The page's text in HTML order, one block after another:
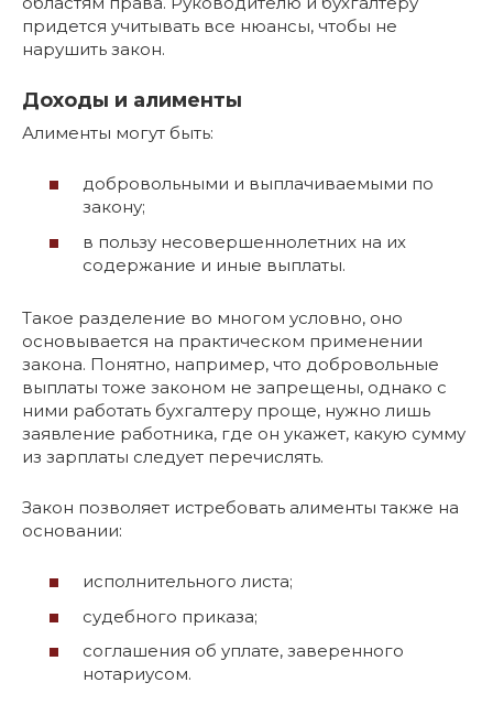
придется учитывать все нюансы, чтобы не
нарушить закон.
Доходы и алименты
Алименты могут быть:
добровольными и выплачиваемыми по
закону;
в пользу несовершеннолетних на их
содержание и иные выплаты.
Такое разделение во многом условно, оно
основывается на практическом применении
закона. Понятно, например, что добровольные
выплаты тоже законом не запрещены, однако с
ними работать бухгалтеру проще, нужно лишь
заявление работника, где он укажет, какую сумму
из зарплаты следует перечислять.
Закон позволяет истребовать алименты также на
основании:
исполнительного листа;
судебного приказа;
соглашения об уплате, заверенного
нотариусом.